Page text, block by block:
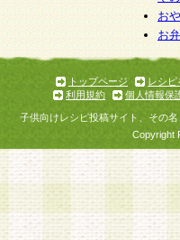
お
お
トップページ
レシピ
利用規約
個人情報保
子供向けレシピ投稿サイト、その
Copyright